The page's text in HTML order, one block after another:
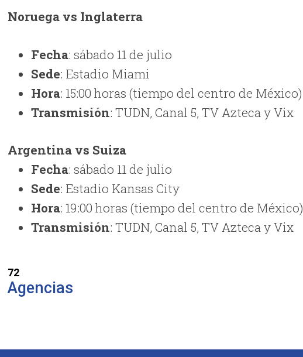
Noruega vs Inglaterra
Fecha: sábado 11 de julio
Sede: Estadio Miami
Hora: 15:00 horas (tiempo del centro de México)
Transmisión: TUDN, Canal 5, TV Azteca y Vix
Argentina vs Suiza
Fecha: sábado 11 de julio
Sede: Estadio Kansas City
Hora: 19:00 horas (tiempo del centro de México)
Transmisión: TUDN, Canal 5, TV Azteca y Vix
72
Agencias